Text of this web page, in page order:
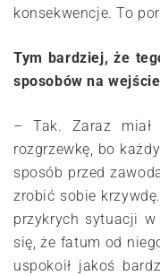
konsekwencje. To
Tym bardziej, że
sposobów na
– Tak. Zaraz miał
rozgrzewkę, bo
sposób przed
zrobić sobie
przykrych sytuacji w
się, że fatum od
uspokoił jakoś